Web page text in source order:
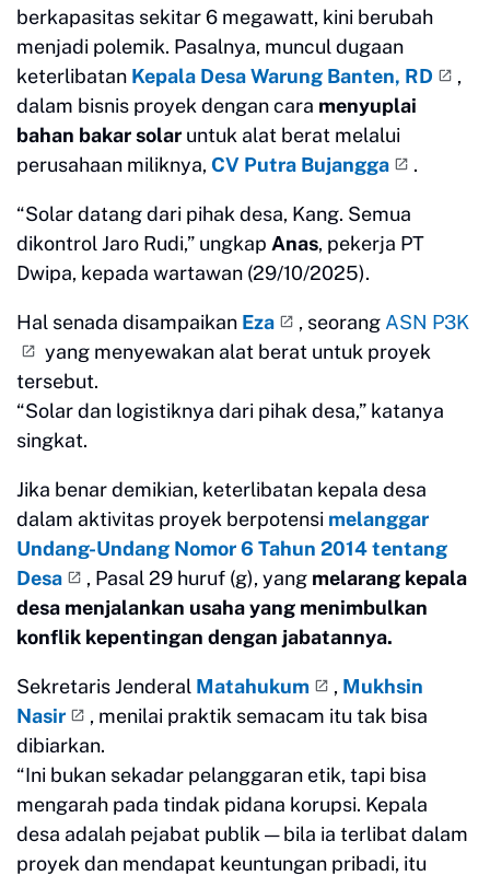
berkapasitas sekitar 6 megawatt, kini berubah
menjadi polemik. Pasalnya, muncul dugaan
keterlibatan Kepala Desa Warung Banten, RD
,
dalam bisnis proyek dengan cara menyuplai
bahan bakar solar untuk alat berat melalui
perusahaan miliknya, CV Putra Bujangga .
“Solar datang dari pihak desa, Kang. Semua
dikontrol Jaro Rudi,” ungkap Anas, pekerja PT
Dwipa, kepada wartawan (29/10/2025).
Hal senada disampaikan Eza , seorang ASN P3K
yang menyewakan alat berat untuk proyek
tersebut.
“Solar dan logistiknya dari pihak desa,” katanya
singkat.
Jika benar demikian, keterlibatan kepala desa
dalam aktivitas proyek berpotensi melanggar
Undang-Undang Nomor 6 Tahun 2014 tentang
Desa
, Pasal 29 huruf (g), yang melarang kepala
desa menjalankan usaha yang menimbulkan
konflik kepentingan dengan jabatannya.
Sekretaris Jenderal Matahukum , Mukhsin
Nasir
, menilai praktik semacam itu tak bisa
dibiarkan.
“Ini bukan sekadar pelanggaran etik, tapi bisa
mengarah pada tindak pidana korupsi. Kepala
desa adalah pejabat publik — bila ia terlibat dalam
proyek dan mendapat keuntungan pribadi, itu